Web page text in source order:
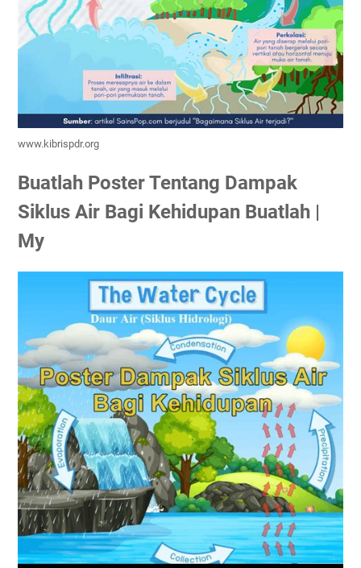
www.kibrispdr.org
Buatlah Poster Tentang Dampak
Siklus Air Bagi Kehidupan Buatlah |
My